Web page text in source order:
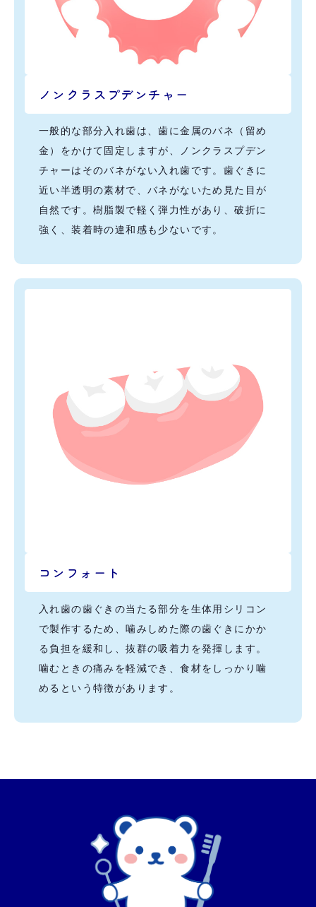
ノンクラスプデンチャー
一般的な部分入れ歯は、歯に金属のバネ（留め
金）をかけて固定しますが、ノンクラスプデン
チャーはそのバネがない入れ歯です。歯ぐきに
近い半透明の素材で、バネがないため見た目が
自然です。樹脂製で軽く弾力性があり、破折に
強く、装着時の違和感も少ないです。
コンフォート
入れ歯の歯ぐきの当たる部分を生体用シリコン
で製作するため、噛みしめた際の歯ぐきにかか
る負担を緩和し、抜群の吸着力を発揮します。
噛むときの痛みを軽減でき、食材をしっかり噛
めるという特徴があります。